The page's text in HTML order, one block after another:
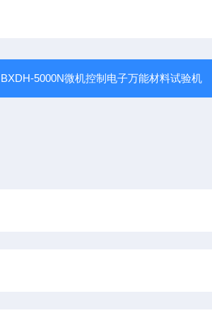
BXDH-5000N微机控制电子万能材料试验机